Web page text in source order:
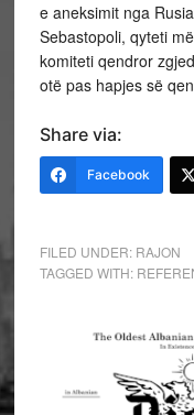
e aneksimit nga
Sebastopoli, qyteti
komiteti qendror
otë pas hapjes së
Share via:
Facebook
FILED UNDER: RAJON
TAGGED WITH: